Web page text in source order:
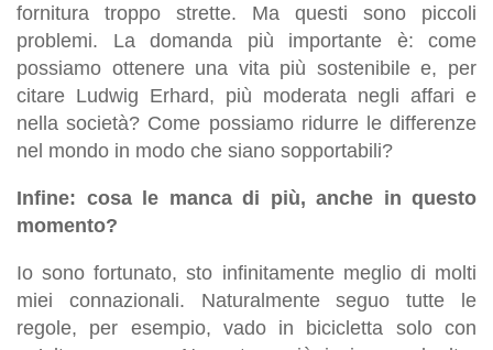
fornitura troppo strette. Ma questi sono piccoli
problemi. La domanda più importante è: come
possiamo ottenere una vita più sostenibile e, per
citare Ludwig Erhard, più moderata negli affari e
nella società? Come possiamo ridurre le differenze
nel mondo in modo che siano sopportabili?
Infine: cosa le manca di più, anche in questo
momento?
Io sono fortunato, sto infinitamente meglio di molti
miei connazionali. Naturalmente seguo tutte le
regole, per esempio, vado in bicicletta solo con